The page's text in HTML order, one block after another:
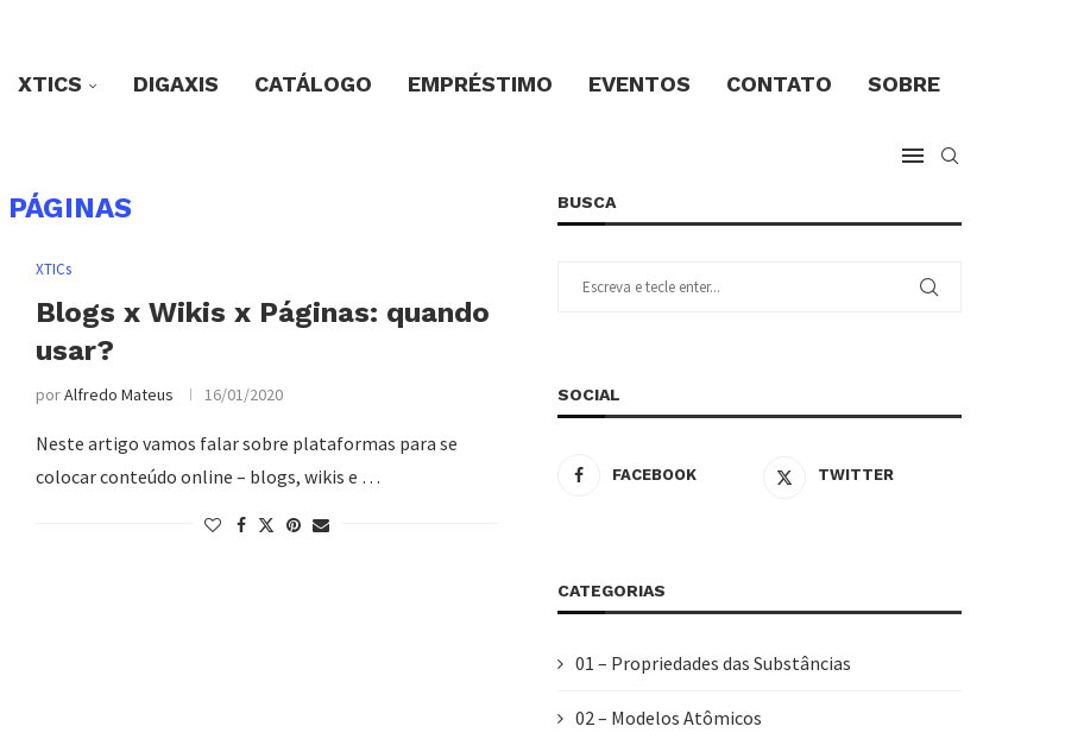
XTICS DIGAXIS CATÁLOGO EMPRÉSTIMO EVENTOS CONTATO SOBRE
PÁGINAS
XTICs
Blogs x Wikis x Páginas: quando
usar?
porAlfredo Mateus 16/01/2020
Neste artigo vamos falar sobre plataformas para se
colocar conteúdo online – blogs, wikis e …
BUSCA
SOCIAL
FACEBOOK TWITTER
CATEGORIAS
01 – Propriedades das Substâncias
02 – Modelos Atômicos